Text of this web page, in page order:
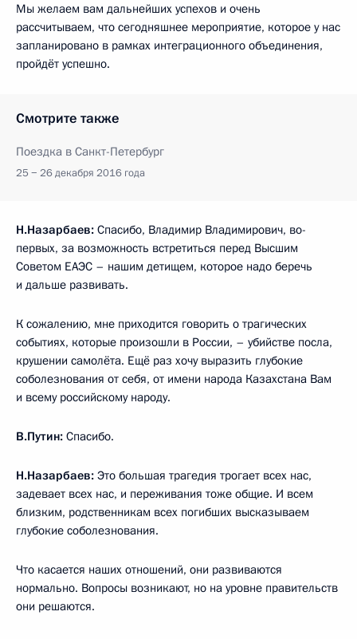
Мы желаем вам дальнейших успехов и очень
рассчитываем, что сегодняшнее мероприятие, которое у нас
запланировано в рамках интеграционного объединения,
пройдёт успешно.
Смотрите также
Поездка в Санкт-Петербург
25 − 26 декабря 2016 года
Н.Назарбаев: Спасибо, Владимир Владимирович, во-
первых, за возможность встретиться перед Высшим
Советом ЕАЭС – нашим детищем, которое надо беречь
и дальше развивать.
К сожалению, мне приходится говорить о трагических
событиях, которые произошли в России, – убийстве посла,
крушении самолёта. Ещё раз хочу выразить глубокие
соболезнования от себя, от имени народа Казахстана Вам
и всему российскому народу.
В.Путин: Спасибо.
Н.Назарбаев: Это большая трагедия трогает всех нас,
задевает всех нас, и переживания тоже общие. И всем
близким, родственникам всех погибших высказываем
глубокие соболезнования.
Что касается наших отношений, они развиваются
нормально. Вопросы возникают, но на уровне правительств
они решаются.